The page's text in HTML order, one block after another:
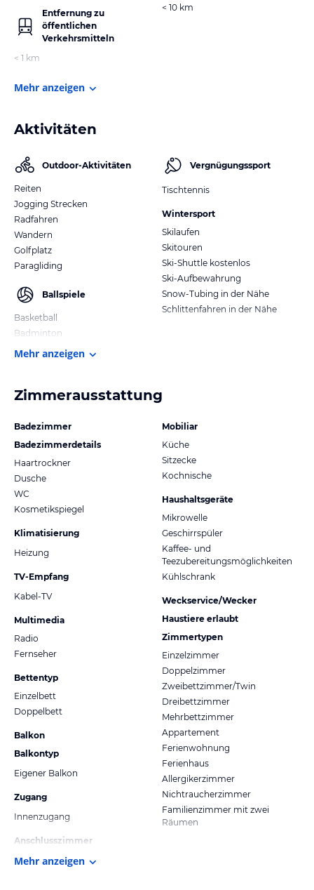
Entfernung zu
öffentlichen
Verkehrsmitteln
< 1 km
< 10 km
Mehr anzeigen
Aktivitäten
Outdoor-Aktivitäten
Reiten
Jogging Strecken
Radfahren
Wandern
Golfplatz
Paragliding
Ballspiele
Basketball
Badminton
Vergnügungssport
Tischtennis
Wintersport
Skilaufen
Skitouren
Ski-Shuttle kostenlos
Ski-Aufbewahrung
Snow-Tubing in der Nähe
Schlittenfahren in der Nähe
Mehr anzeigen
Zimmerausstattung
Badezimmer
Badezimmerdetails
Haartrockner
Dusche
WC
Kosmetikspiegel
Klimatisierung
Heizung
TV-Empfang
Kabel-TV
Multimedia
Radio
Fernseher
Bettentyp
Einzelbett
Doppelbett
Balkon
Balkontyp
Eigener Balkon
Zugang
Innenzugang
Anschlusszimmer
Mobiliar
Küche
Sitzecke
Kochnische
Haushaltsgeräte
Mikrowelle
Geschirrspüler
Kaffee- und
Teezubereitungsmöglichkeiten
Kühlschrank
Weckservice/Wecker
Haustiere erlaubt
Zimmertypen
Einzelzimmer
Doppelzimmer
Zweibettzimmer/Twin
Dreibettzimmer
Mehrbettzimmer
Appartement
Ferienwohnung
Ferienhaus
Allergikerzimmer
Nichtraucherzimmer
Familienzimmer mit zwei
Räumen
Mehr anzeigen